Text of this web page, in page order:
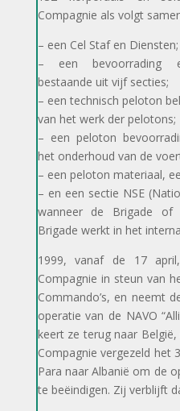
Compagnie als volgt
– een Cel Staf en Diensten;
– een bevoorrading
bestaande uit vijf secties;
– een technisch peloton
van het werk der pelotons;
– een peloton
het onderhoud van de
– een peloton materiaal,
– en een sectie NSE
wanneer de Brigade of
Brigade werkt in het
1999, vanaf de 17
Compagnie in steun van
Commando’s, en neemt
operatie van de NAVO
keert ze terug naar
Compagnie vergezeld het
Para naar Albanië om de
te beëindigen. Zij verblijft